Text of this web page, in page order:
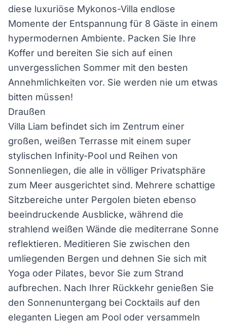
diese luxuriöse Mykonos-Villa endlose
Momente der Entspannung für 8 Gäste in einem
hypermodernen Ambiente. Packen Sie Ihre
Koffer und bereiten Sie sich auf einen
unvergesslichen Sommer mit den besten
Annehmlichkeiten vor. Sie werden nie um etwas
bitten müssen!
Draußen
Villa Liam befindet sich im Zentrum einer
großen, weißen Terrasse mit einem super
stylischen Infinity-Pool und Reihen von
Sonnenliegen, die alle in völliger Privatsphäre
zum Meer ausgerichtet sind. Mehrere schattige
Sitzbereiche unter Pergolen bieten ebenso
beeindruckende Ausblicke, während die
strahlend weißen Wände die mediterrane Sonne
reflektieren. Meditieren Sie zwischen den
umliegenden Bergen und dehnen Sie sich mit
Yoga oder Pilates, bevor Sie zum Strand
aufbrechen. Nach Ihrer Rückkehr genießen Sie
den Sonnenuntergang bei Cocktails auf den
eleganten Liegen am Pool oder versammeln